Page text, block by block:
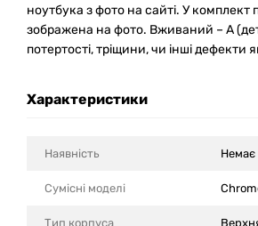
ноутбука з фото на сайті. У комплект
зображена на фото. Вживаний – А
потертості, тріщини, чи інші дефекти
Характеристики
Наявність Немає
Сумісні моделi
Тип корпуса